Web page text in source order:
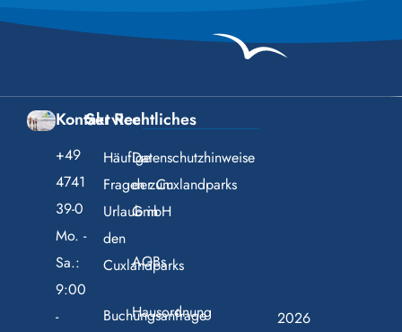
Kontakt
+49
4741
39-0
Mo. -
Sa.:
9:00
-
Service
Häufige
Fragen zum
Urlaub in
den
Cuxlandparks
Buchungsanfrage
Rechtliches
Datenschutzhinweise
der Cuxlandparks
GmbH
AGBs
Hausordnung
2026